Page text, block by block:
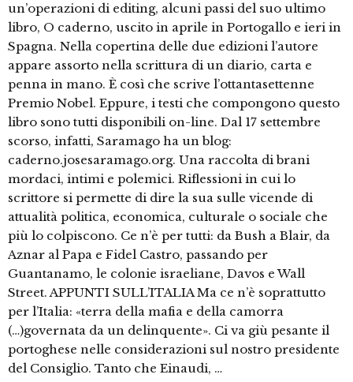
un’operazioni di editing, alcuni passi del suo ultimo
libro, O caderno, uscito in aprile in Portogallo e ieri in
Spagna. Nella copertina delle due edizioni l’autore
appare assorto nella scrittura di un diario, carta e
penna in mano. È così che scrive l’ottantasettenne
Premio Nobel. Eppure, i testi che compongono questo
libro sono tutti disponibili on-line. Dal 17 settembre
scorso, infatti, Saramago ha un blog:
caderno.josesaramago.org. Una raccolta di brani
mordaci, intimi e polemici. Riflessioni in cui lo
scrittore si permette di dire la sua sulle vicende di
attualità politica, economica, culturale o sociale che
più lo colpiscono. Ce n’è per tutti: da Bush a Blair, da
Aznar al Papa e Fidel Castro, passando per
Guantanamo, le colonie israeliane, Davos e Wall
Street. APPUNTI SULL’ITALIA Ma ce n’è soprattutto
per l’Italia: «terra della mafia e della camorra
(…)governata da un delinquente». Ci va giù pesante il
portoghese nelle considerazioni sul nostro presidente
del Consiglio. Tanto che Einaudi, …